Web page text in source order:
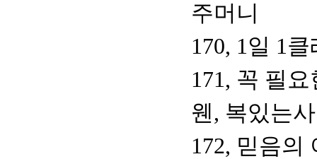
주머니
170, 1일 1
171, 꼭 필
웬, 복있는
172, 믿음의